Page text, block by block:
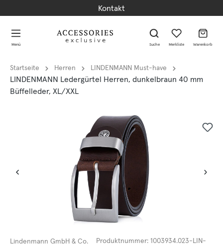
Kontakt
Menü Suche Merkliste Warenkorb
Startseite Herren LINDENMANN Must-have
LINDENMANN Ledergürtel Herren, dunkelbraun 40 mm
Büffelleder, XL/XXL
Lindenmann GmbH & Co.
Produktnummer: 1003934.023-LIN-